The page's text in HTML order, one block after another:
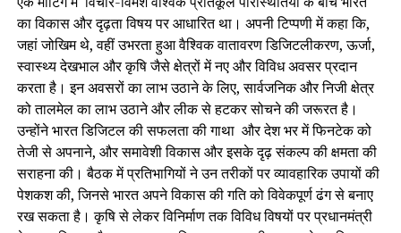
का विकास और दृढ़ता विषय पर आधारित था। अपनी टिप्पणी में कहा कि,
जहां जोखिम थे, वहीं उभरता हुआ वैश्विक वातावरण डिजिटलीकरण, ऊर्जा,
स्वास्थ्य देखभाल और कृषि जैसे क्षेत्रों में नए और विविध अवसर प्रदान
करता है। इन अवसरों का लाभ उठाने के लिए, सार्वजनिक और निजी क्षेत्र
को तालमेल का लाभ उठाने और लीक से हटकर सोचने की जरूरत है।
उन्होंने भारत डिजिटल की सफलता की गाथा और देश भर में फिनटेक को
तेजी से अपनाने, और समावेशी विकास और इसके दृढ़ संकल्प की क्षमता की
सराहना की। बैठक में प्रतिभागियों ने उन तरीकों पर व्यावहारिक उपायों की
पेशकश की, जिनसे भारत अपने विकास की गति को विवेकपूर्ण ढंग से बनाए
रख सकता है। कृषि से लेकर विनिर्माण तक विविध विषयों पर प्रधानमंत्री